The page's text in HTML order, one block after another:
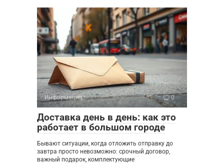
Информация 0
Доставка день в день: как это
работает в большом городе
Бывают ситуации, когда отложить отправку до
завтра просто невозможно: срочный договор,
важный подарок, комплектующие